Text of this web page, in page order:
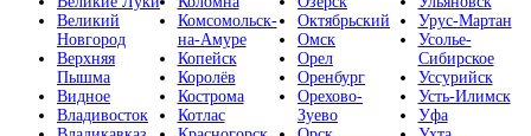
Великий
Новгород
Верхняя
Пышма
Видное
Владивосток
Комсомольск-
на-Амуре
Копейск
Королёв
Кострома
Котлас
Октябрьский
Омск
Орел
Оренбург
Орехово-
Зуево
Урус-Мартан
Усолье-
Сибирское
Уссурийск
Усть-Илимск
Уфа